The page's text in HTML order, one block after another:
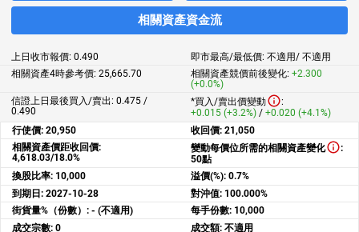
相關資產資金流
上日收市報價: 0.490 即市最高/最低價: 不適用/ 不適用
相關資產4時參考價: 25,665.70 相關資產競價前後變化: +2.300
(+0.0%)
信證上日最後買入/賣出: 0.475 /
0.490
*買入/賣出價變動
:
+0.015 (+3.2%) / +0.020 (+4.1%)
行使價: 20,950 收回價: 21,050
相關資產價距收回價:
4,618.03/18.0%
變動每價位所需的相關資產變化
:
50點
換股比率: 10,000 溢價(%): 0.7%
到期日: 2027-10-28 對沖值: 100.000%
街貨量%（份數）: - (不適用) 每手份數: 10,000
成交宗數: 0 成交額: 不適用